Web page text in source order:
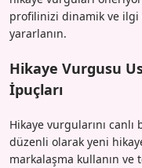
profilinizi dinamik ve
yararlanın.
Hikaye Vurgusu
İpuçları
Hikaye vurgularını
düzenli olarak yeni
markalaşma kullanın ve